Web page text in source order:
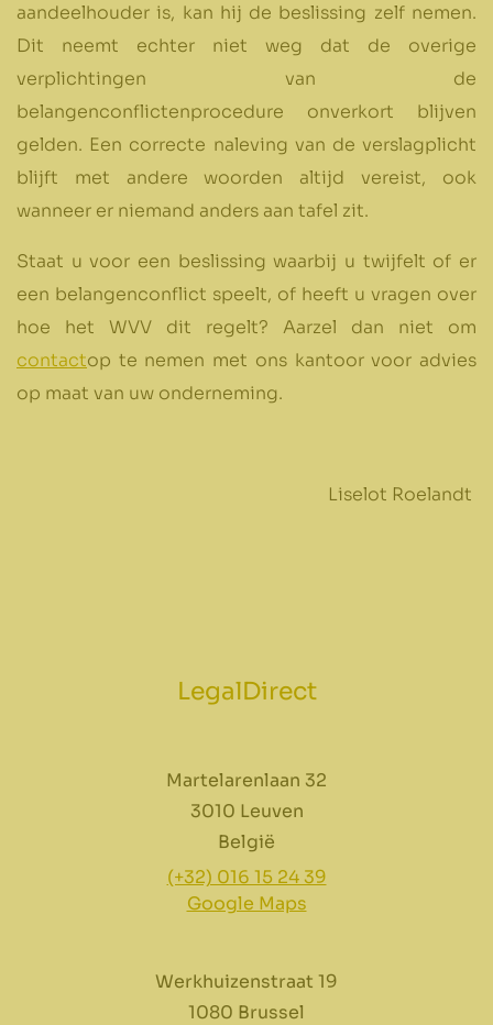
aandeelhouder is, kan hij de beslissing zelf nemen.
Dit neemt echter niet weg dat de overige
verplichtingen van de
belangenconflictenprocedure onverkort blijven
gelden. Een correcte naleving van de verslagplicht
blijft met andere woorden altijd vereist, ook
wanneer er niemand anders aan tafel zit.
Staat u voor een beslissing waarbij u twijfelt of er
een belangenconflict speelt, of heeft u vragen over
hoe het WVV dit regelt? Aarzel dan niet om
contactop te nemen met ons kantoor voor advies
op maat van uw onderneming.
Liselot Roelandt
LegalDirect
Martelarenlaan 32
3010 Leuven
België
(+32) 016 15 24 39
Google Maps
Werkhuizenstraat 19
1080 Brussel